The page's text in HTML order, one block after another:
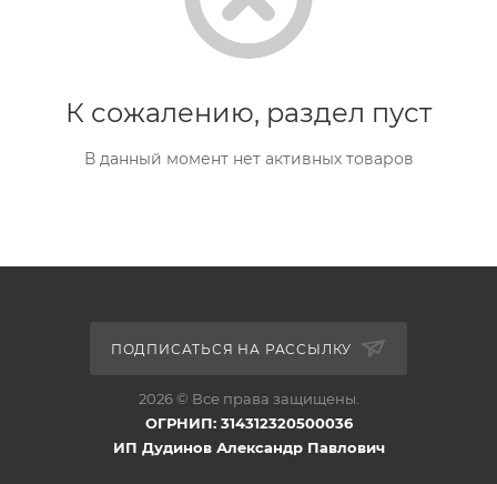
К сожалению, раздел пуст
В данный момент нет активных товаров
ПОДПИСАТЬСЯ НА РАССЫЛКУ
2026 © Все права защищены.
ОГРНИП: 314312320500036
ИП Дудинов Александр Павлович